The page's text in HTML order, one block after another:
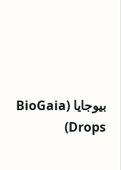
بيوجايا (BioGaia
Drops)